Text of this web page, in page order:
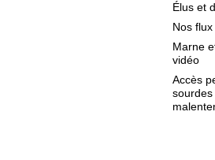
Élus et
Nos flux
Marne
vidéo
Accès
sourdes